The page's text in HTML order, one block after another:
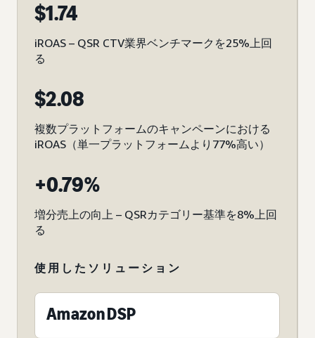
$1.74
iROAS – QSR CTV業界ベンチマークを25%上回
る
$2.08
複数プラットフォームのキャンペーンにおける
iROAS（単一プラットフォームより77%高い）
+0.79%
増分売上の向上 – QSRカテゴリー基準を8%上回
る
使用したソリューション
Amazon DSP